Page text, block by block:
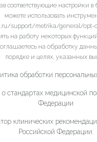
соответствующие настройки в
можете использовать
support/metrika/general/opt-
на работу некоторых
на обработку
порядке и целях, указанных
обработки
стандартах медицинской
Федерации
клинических
Российской Федерации: